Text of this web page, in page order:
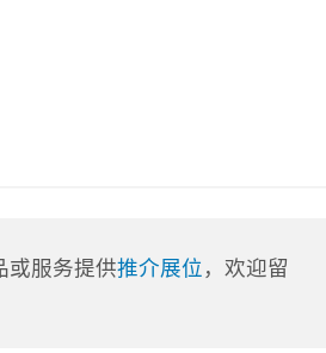
或服务提供推介展位 ，欢迎留